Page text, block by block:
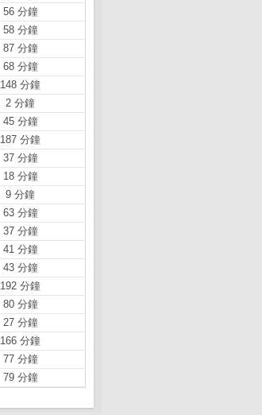
56 分鐘
58 分鐘
87 分鐘
68 分鐘
148 分鐘
2 分鐘
45 分鐘
187 分鐘
37 分鐘
18 分鐘
9 分鐘
63 分鐘
37 分鐘
41 分鐘
43 分鐘
192 分鐘
80 分鐘
27 分鐘
166 分鐘
77 分鐘
79 分鐘